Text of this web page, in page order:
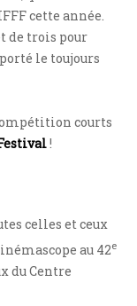
cette année.
de trois pour
le toujours
courts
!
celles et ceux
au 42e
du Centre